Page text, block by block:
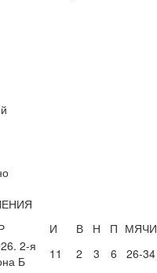
И В Н П МЯЧИ
2-я
Б
11 2 3 6 26-34